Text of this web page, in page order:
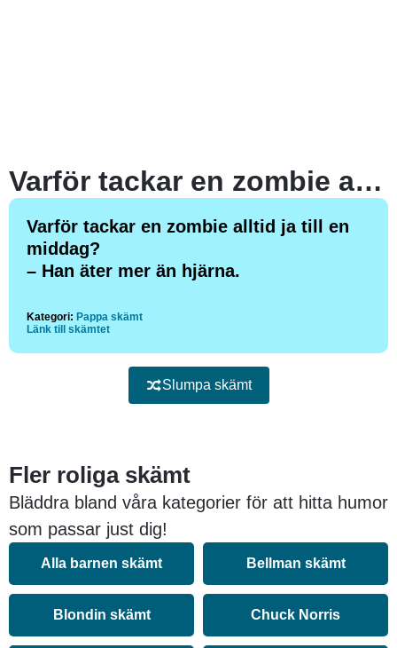
Varför tackar en zombie alltid ja till en middag?
Varför tackar en zombie alltid ja till en
middag?
– Han äter mer än hjärna.
Kategori: Pappa skämt
Länk till skämtet
Slumpa skämt
Fler roliga skämt
Bläddra bland våra kategorier för att hitta humor
som passar just dig!
Alla barnen skämt Bellman skämt
Blondin skämt Chuck Norris